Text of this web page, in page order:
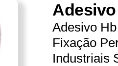
Adesivo
Fixação
Industriais